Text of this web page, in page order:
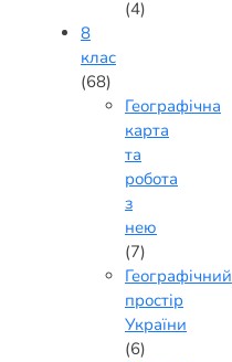
(4)
8
клас
(68)
Географічна
карта
та
робота
з
нею
(7)
Географічний
простір
України
(6)